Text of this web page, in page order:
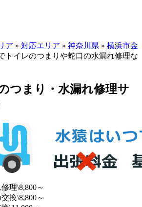
ア » 対応エリア » 神奈川県 » 横浜市金
トイレのつまりや蛇口の水漏れ修理な
つまり・水漏れ修理サ
理\8,800～
換\8,800～